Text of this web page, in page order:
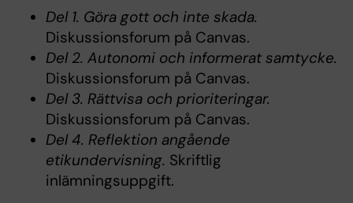
Del 1. Göra gott och inte skada.
Diskussionsforum på Canvas.
Del 2. Autonomi och informerat samtycke.
Diskussionsforum på Canvas.
Del 3. Rättvisa och prioriteringar.
Diskussionsforum på Canvas.
Del 4. Reflektion angående
etikundervisning. Skriftlig
inlämningsuppgift.